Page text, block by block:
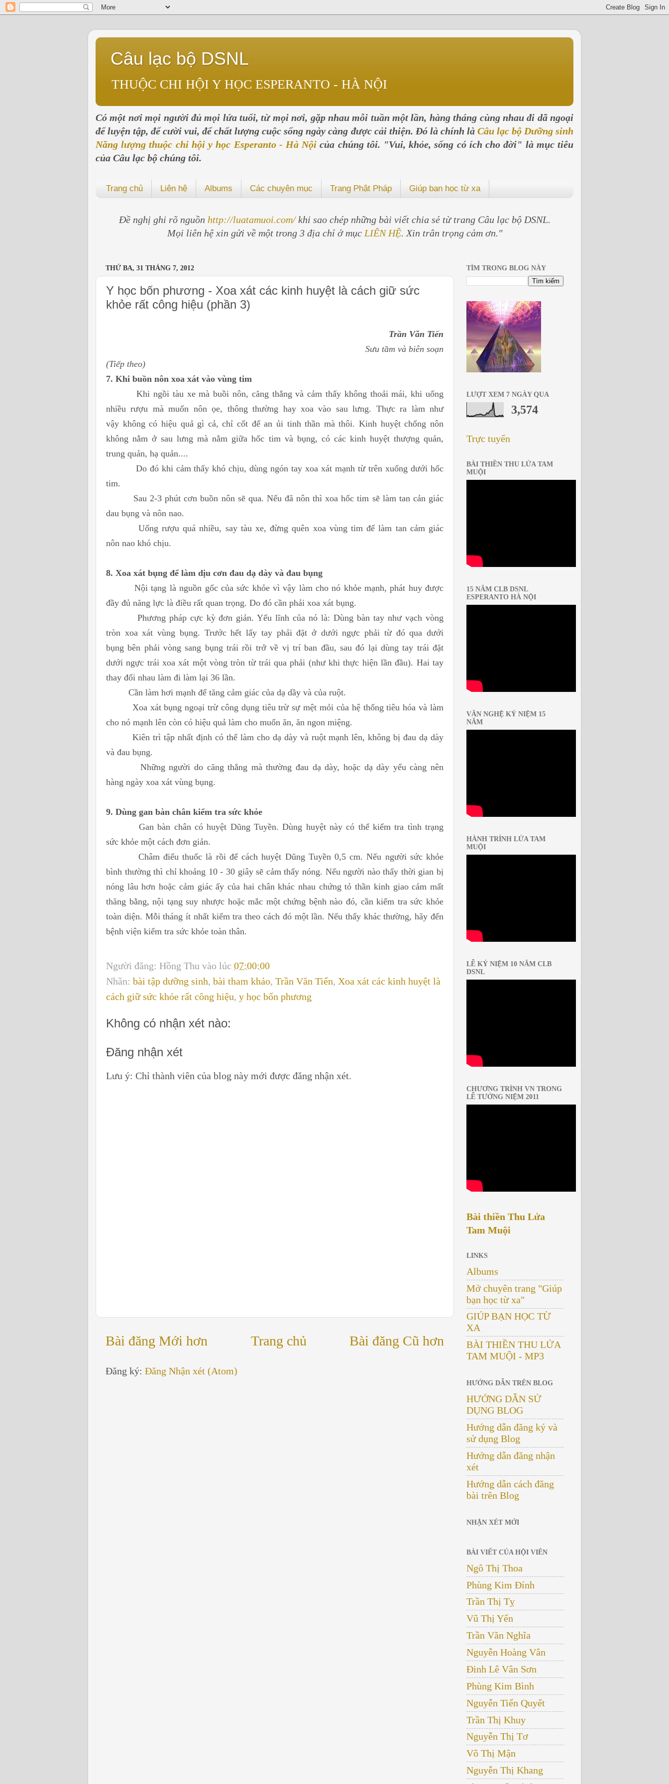
Câu lạc bộ DSNL
THUỘC CHI HỘI Y HỌC ESPERANTO - HÀ NỘI
Có một nơi mọi người đủ mọi lứa tuổi, từ mọi nơi, gặp nhau mỗi tuần một lần, hàng tháng cùng nhau đi dã ngoại
để luyện tập, để cười vui, để chất lượng cuộc sống ngày càng được cải thiện. Đó là chính là Câu lạc bộ Dưỡng sinh
Năng lượng thuộc chi hội y học Esperanto - Hà Nội của chúng tôi. "Vui, khỏe, sống có ích cho đời" là mục tiêu
của Câu lạc bộ chúng tôi.
Trang chủ Liên hệ Albums Các chuyên mục Trang Phật Pháp Giúp bạn học từ xa
Đề nghị ghi rõ nguồn http://luatamuoi.com/khi sao chép những bài viết chia sẻ từ trang Câu lạc bộ DSNL.
Mọi liên hệ xin gửi về một trong 3 địa chỉ ở mục LIÊN HỆ. Xin trân trọng cảm ơn."
THỨ BA, 31 THÁNG 7, 2012
Y học bốn phương - Xoa xát các kinh huyệt là cách giữ sức
khỏe rất công hiệu (phần 3)
Trần Văn Tiến
Sưu tầm và biên soạn
(Tiếp theo)
7. Khi buồn nôn xoa xát vào vùng tim
Khi ngồi tàu xe mà buồi nôn, căng thẳng và cảm thấy không thoải mái, khi uống
nhiềurượu mà muốn nôn ọe, thông thường hay xoa vào sau lưng. Thực ra làm như
vậy không có hiệu quả gì cả, chỉ cốt để an ủi tinh thần mà thôi. Kinh huyệt chống nôn
khôngnằm ở sau lưng mà nằm giữa hốc tim và bụng, có các kinh huyệt thượng quản,
trung quản, hạ quản....
Do đó khi cảm thấy khó chịu, dùng ngón tay xoa xát mạnh từ trên xuống dưới hốc
tim.
Sau 2-3 phút cơn buồn nôn sẽ qua. Nếu đã nôn thì xoa hốc tim sẽ làm tan cản giác
dau bụng và nôn nao.
Uống rượu quá nhiều, say tàu xe, đừng quên xoa vùng tim để làm tan cảm giác
nôn nao khó chịu.
8. Xoa xát bụng để làm dịu cơn đau dạ dày và đau bụng
Nội tạng là nguồn gốc của sức khỏe vì vậy làm cho nó khỏe mạnh, phát huy được
đầy đủ năng lực là điều rất quan trọng. Do đó cần phải xoa xát bụng.
Phương pháp cực kỳ đơn giản. Yếu lĩnh của nó là: Dùng bàn tay như vạch vòng
tròn xoa xát vùng bụng. Trước hết lấy tay phải đặt ở dưới ngực phải từ đó qua dưới
bụngbên phải vòng sang bụng trái rồi trở về vị trí ban đầu, sau đó lại dùng tay trái đặt
dướingực trái xoa xát một vòng tròn từ trái qua phải (như khi thực hiện lần đầu). Hai tay
thay đổi nhau làm đi làm lại 36 lần.
Cần làm hơi mạnh để tăng cảm giác của dạ dầy và của ruột.
Xoa xát bụng ngoại trừ công dụng tiêu trừ sự mệt mỏi của hệ thống tiêu hóa và làm
cho nó mạnh lên còn có hiệu quả làm cho muốn ăn, ăn ngon miệng.
Kiên trì tập nhất định có thể làm cho dạ dày và ruột mạnh lên, không bị đau dạ dày
và đau bụng.
Những người do căng thẳng mà thường đau dạ dày, hoặc dạ dày yếu càng nên
hàng ngày xoa xát vùng bụng.
9. Dùng gan bàn chân kiểm tra sức khỏe
Gan bàn chân có huyệt Dũng Tuyền. Dùng huyệt này có thể kiểm tra tình trạng
sức khỏe một cách đơn giản.
Châm điếu thuốc là rồi để cách huyệt Dũng Tuyền 0,5 cm. Nếu người sức khỏe
bình thường thì chỉ khoảng 10 - 30 giây sẽ cảm thấy nóng. Nếu người nào thấy thời gianbị
nóng lâu hơn hoặc cảm giác ấy của hai chân khác nhau chứng tỏ thần kinh giao cảm mất
thăng bằng, nội tạng suy nhược hoặc mắc một chứng bệnh nào đó, cần kiểm trasức khỏe
toàn diện. Mỗi tháng ít nhất kiểm tra theo cách đó một lần. Nếu thấy khácthường, hãy đến
bệnh viện kiểm tra sức khỏe toàn thân.
Người đăng: Hồng Thu vào lúc 07:00:00
Nhãn: bài tập dưỡng sinh, bài tham khảo, Trần Văn Tiến, Xoa xát các kinh huyệt là
cách giữ sức khỏe rất công hiệu, y học bốn phương
Không có nhận xét nào:
Đăng nhận xét
Lưu ý: Chỉ thành viên của blog này mới được đăng nhận xét.
Bài đăng Mới hơn Bài đăng Cũ hơn
Trang chủ
Đăng ký: Đăng Nhận xét (Atom)
TÌM TRONG BLOG NÀY
LƯỢT XEM 7 NGÀY QUA
3,574
Trực tuyến
BÀI THIỀN THU LỬA TAM
MUỘI
15 NĂM CLB DSNL
ESPERANTO HÀ NỘI
VĂN NGHỆ KỶ NIỆM 15
NĂM
HÀNH TRÌNH LỬA TAM
MUỘI
LỄ KỶ NIỆM 10 NĂM CLB
DSNL
CHƯƠNG TRÌNH VN TRONG
LỄ TƯỞNG NIỆM 2011
Bài thiền Thu Lửa
Tam Muội
LINKS
Albums
Mở chuyên trang "Giúp
bạn học từ xa"
GIÚP BẠN HỌC TỪ
XA
BÀI THIỀN THU LỬA
TAM MUỘI - MP3
HƯỚNG DẪN TRÊN BLOG
HƯỚNG DẪN SỬ
DỤNG BLOG
Hướng dẫn đăng ký và
sử dụng Blog
Hướng dẫn đăng nhận
xét
Hướng dẫn cách đăng
bài trên Blog
NHẬN XÉT MỚI
BÀI VIẾT CỦA HỘI VIÊN
Ngô Thị Thoa
Phùng Kim Đính
Trần Thị Tỵ
Vũ Thị Yến
Trần Văn Nghĩa
Nguyễn Hoàng Vân
Đinh Lê Vân Sơn
Phùng Kim Bình
Nguyễn Tiến Quyết
Trần Thị Khuy
Nguyễn Thị Tơ
Võ Thị Mận
Nguyễn Thị Khang